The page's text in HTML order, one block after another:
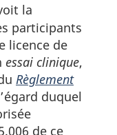
la
participants
licence de
essai clinique,
Règlement
duquel
de ce